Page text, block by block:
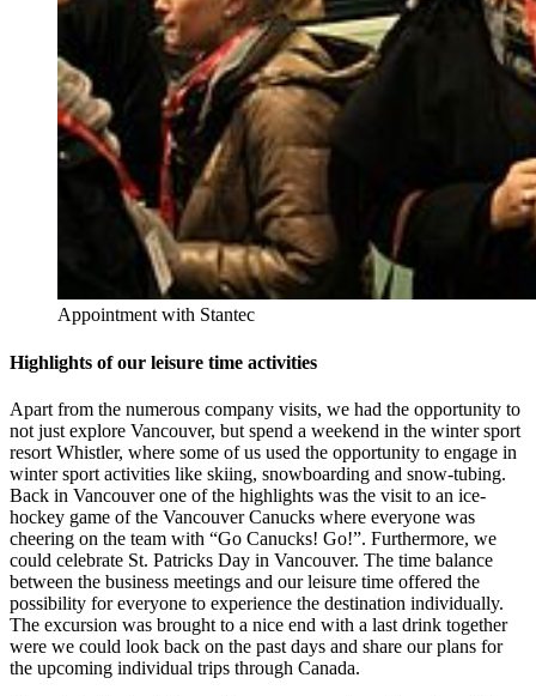
Appointment with Stantec
High­lights of our lei­su­re time ac­tivi­ties
Apart from the numerous company visits, we had the opportunity to
not just explore Vancouver, but spend a weekend in the winter sport
resort Whistler, where some of us used the opportunity to engage in
winter sport activities like skiing, snowboarding and snow-tubing.
Back in Vancouver one of the highlights was the visit to an ice-
hockey game of the Vancouver Canucks where everyone was
cheering on the team with “Go Canucks! Go!”. Furthermore, we
could celebrate St. Patricks Day in Vancouver. The time balance
between the business meetings and our leisure time offered the
possibility for everyone to experience the destination individually.
The excursion was brought to a nice end with a last drink together
were we could look back on the past days and share our plans for
the upcoming individual trips through Canada.